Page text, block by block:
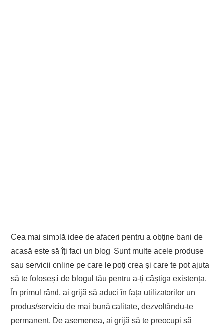
Cea mai simplă idee de afaceri pentru a obține bani de
acasă este să îți faci un blog. Sunt multe acele produse
sau servicii online pe care le poți crea și care te pot ajuta
să te folosești de blogul tău pentru a-ți câștiga existența.
În primul rând, ai grijă să aduci în fața utilizatorilor un
produs/serviciu de mai bună calitate, dezvoltându-te
permanent. De asemenea, ai grijă să te preocupi să